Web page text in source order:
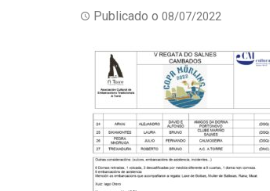
Publicado o 08/07/2022